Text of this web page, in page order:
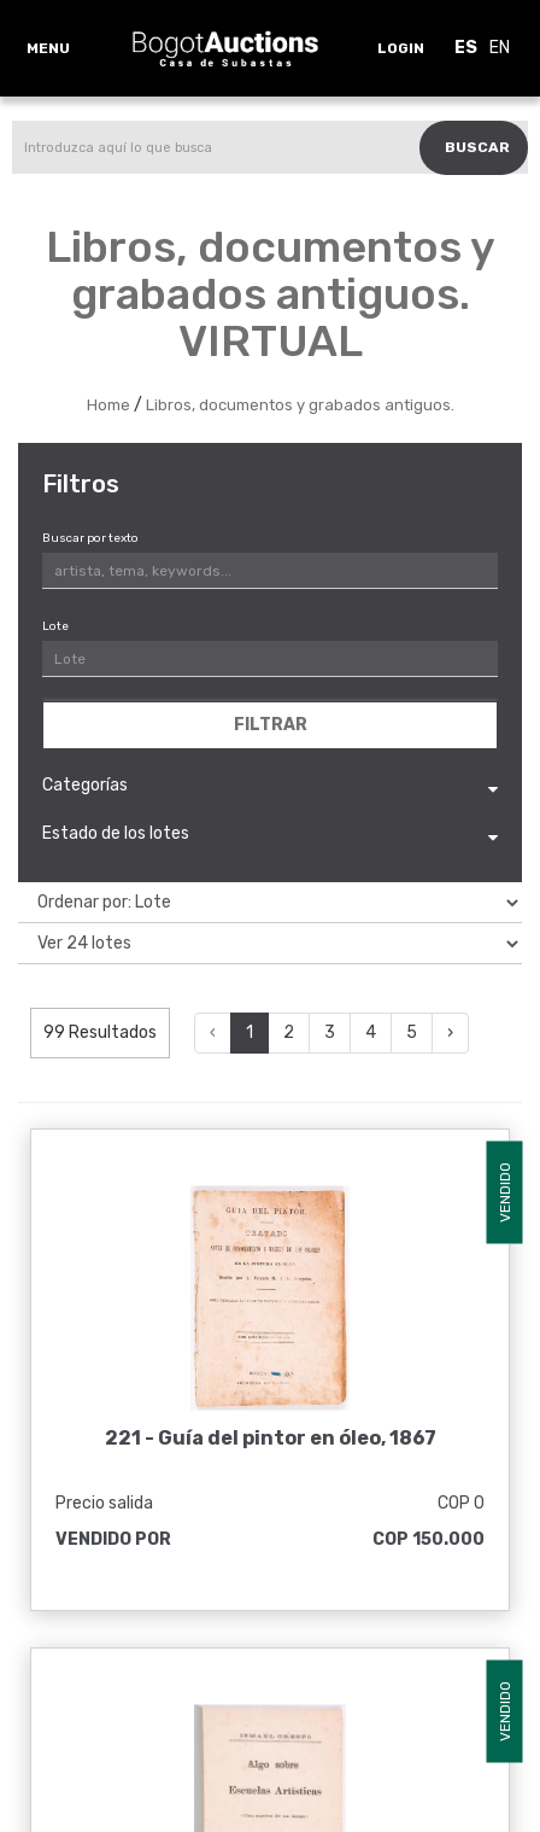
MENU LOGIN ES EN
BUSCAR
Libros, documentos y
grabados antiguos.
VIRTUAL
Home / Libros, documentos y grabados antiguos.
Filtros
Buscar por texto
Lote
FILTRAR
Categorías
Estado de los lotes
99 Resultados ‹ 1 2 3 4 5 ›
VENDIDO
221 - Guía del pintor en óleo, 1867
Precio salida
COP 0
VENDIDO POR
COP 150.000
VENDIDO